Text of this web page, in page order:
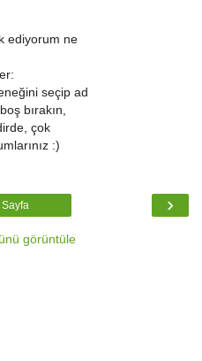
ediyorum ne
seçip ad
bırakın,
çok
:)
›
görüntüle